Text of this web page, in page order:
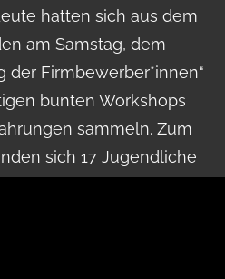
hatten sich aus dem
am Samstag, dem
der Firmbewerber*innen“
bunten Workshops
sammeln. Zum
sich 17 Jugendliche